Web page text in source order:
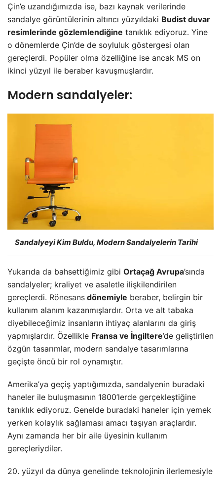
Çin’e uzandığımızda ise, bazı kaynak verilerinde
sandalye görüntülerinin altıncı yüzyıldaki Budist duvar
resimlerinde gözlemlendiğine tanıklık ediyoruz. Yine
o dönemlerde Çin’de de soyluluk göstergesi olan
gereçlerdi. Popüler olma özelliğine ise ancak MS on
ikinci yüzyıl ile beraber kavuşmuşlardır.
Modern sandalyeler:
Sandalyeyi Kim Buldu, Modern Sandalyelerin Tarihi
Yukarıda da bahsettiğimiz gibi Ortaçağ Avrupa’sında
sandalyeler; kraliyet ve asaletle ilişkilendirilen
gereçlerdi. Rönesans dönemiyle beraber, belirgin bir
kullanım alanım kazanmışlardır. Orta ve alt tabaka
diyebileceğimiz insanların ihtiyaç alanlarını da giriş
yapmışlardır. Özellikle Fransa ve İngiltere’de geliştirilen
özgün tasarımlar, modern sandalye tasarımlarına
geçişte öncü bir rol oynamıştır.
Amerika’ya geçiş yaptığımızda, sandalyenin buradaki
haneler ile buluşmasının 1800’lerde gerçekleştiğine
tanıklık ediyoruz. Genelde buradaki haneler için yemek
yerken kolaylık sağlaması amacı taşıyan araçlardır.
Aynı zamanda her bir aile üyesinin kullanım
gereçleriydiler.
20. yüzyıl da dünya genelinde teknolojinin ilerlemesiyle